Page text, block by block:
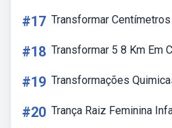
#17 Transformar
#18 Transformar 5 8 Km Em
#19 Transformações
#20 Trança Raiz Feminina